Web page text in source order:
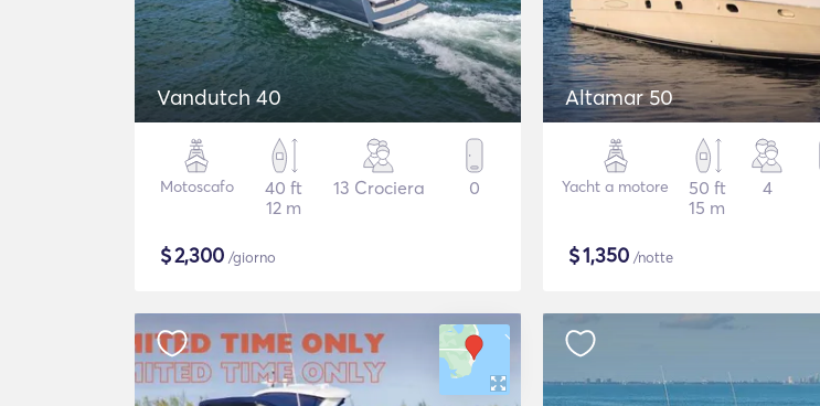
Vandutch 40
Motoscafo
40 ft
12 m
13 Crociera 0
$2,300 /giorno
Altamar 50
Yacht a motore
50 ft
15 m
4
$1,350 /notte